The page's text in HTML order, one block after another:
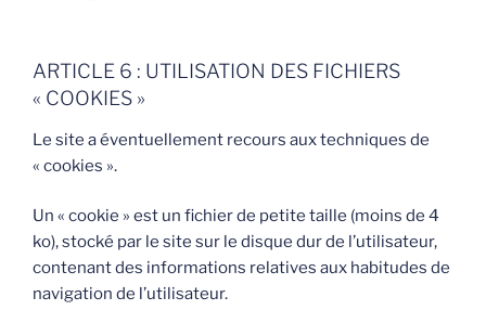
ARTICLE 6 : UTILISATION DES FICHIERS
« COOKIES »
Le site a éventuellement recours aux techniques de
« cookies ».
Un « cookie » est un fichier de petite taille (moins de 4
ko), stocké par le site sur le disque dur de l’utilisateur,
contenant des informations relatives aux habitudes de
navigation de l’utilisateur.